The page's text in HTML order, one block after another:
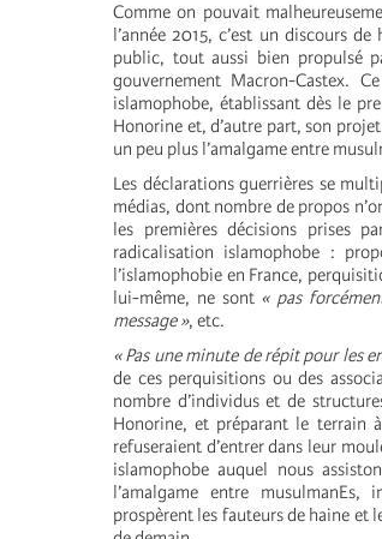
Comme on pouvait
l’année 2015, c’est un discours
public, tout aussi bien propulsé
gouvernement Macron-Castex.
islamophobe, établissant dès le
Honorine et, d’autre part, son
un peu plus l’amalgame entre
Les déclarations guerrières se
médias, dont nombre de propos
les premières décisions prises
radicalisation islamophobe :
l’islamophobie en France,
lui-même, ne sont « pas
message », etc.
« Pas une minute de répit pour les
de ces perquisitions ou des
nombre d’individus et de
Honorine, et préparant le terrain
refuseraient d’entrer dans leur
islamophobe auquel nous
l’amalgame entre
prospèrent les fauteurs de haine et